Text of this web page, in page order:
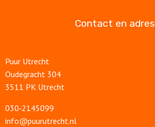
Contact en adres
Puur Utrecht
Oudegracht 304
3511 PK Utrecht
030‑2145099
info@puurutrecht.nl